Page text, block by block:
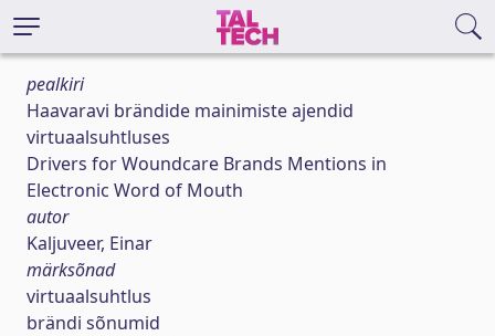
pealkiri
Haavaravi brändide mainimiste ajendid
virtuaalsuhtluses
Drivers for Woundcare Brands Mentions in
Electronic Word of Mouth
autor
Kaljuveer, Einar
märksõnad
virtuaalsuhtlus
brändi sõnumid